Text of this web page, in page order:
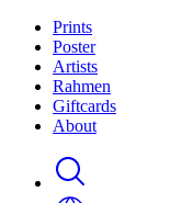
Prints
Poster
Artists
Rahmen
Giftcards
About